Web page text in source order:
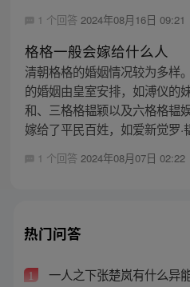
1 个回答 2024年08月16日 09:21
格格一般会嫁给什么人
清朝格格的婚姻情况较为多样
的婚姻由皇室安排，如溥仪的
和、三格格韫颖以及六格格韫
嫁给了平民百姓，如爱新觉罗
1 个回答 2024年08月07日 02:22
热门问答
1 一人之下张楚岚有什么异